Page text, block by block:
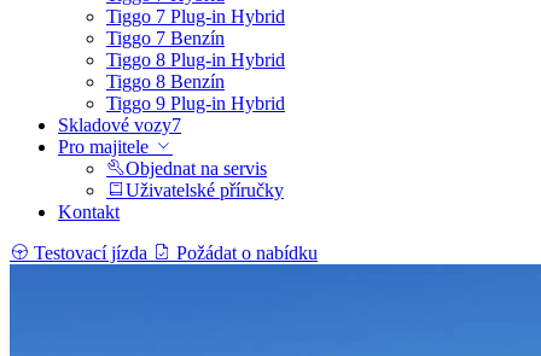
Tiggo 7 Plug-in Hybrid
Tiggo 7 Benzín
Tiggo 8 Plug-in Hybrid
Tiggo 8 Benzín
Tiggo 9 Plug-in Hybrid
Skladové vozy7
Pro majitele
Objednat na servis
Uživatelské příručky
Kontakt
Testovací jízda
Požádat o nabídku